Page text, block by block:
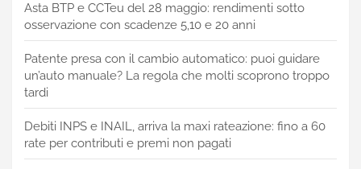
Asta BTP e CCTeu del 28 maggio: rendimenti sotto
osservazione con scadenze 5,10 e 20 anni
Patente presa con il cambio automatico: puoi guidare
un’auto manuale? La regola che molti scoprono troppo
tardi
Debiti INPS e INAIL, arriva la maxi rateazione: fino a 60
rate per contributi e premi non pagati